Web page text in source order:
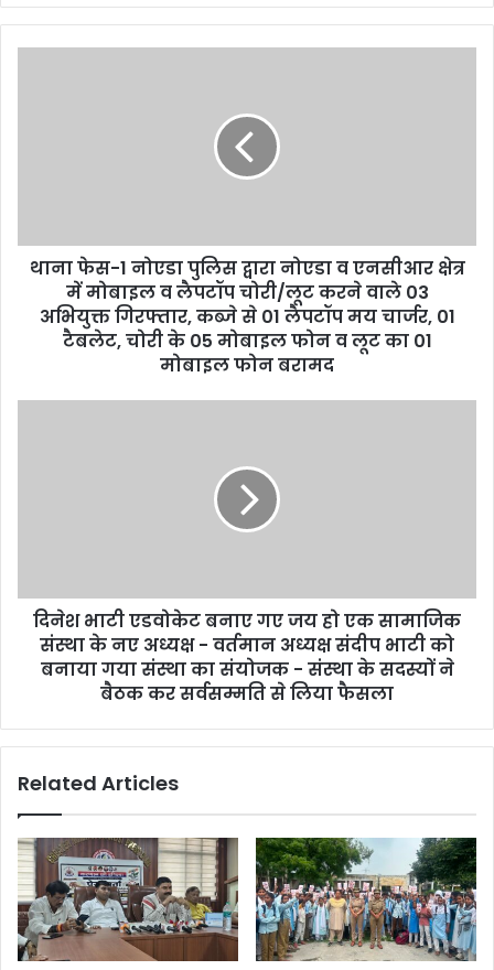
थाना फेस-1 नोएडा पुलिस द्वारा नोएडा व एनसीआर क्षेत्र
में मोबाइल व लैपटॉप चोरी/लूट करने वाले 03
अभियुक्त गिरफ्तार, कब्जे से 01 लैपटॉप मय चार्जर, 01
टैबलेट, चोरी के 05 मोबाइल फोन व लूट का 01
मोबाइल फोन बरामद
दिनेश भाटी एडवोकेट बनाए गए जय हो एक सामाजिक
संस्था के नए अध्यक्ष - वर्तमान अध्यक्ष संदीप भाटी को
बनाया गया संस्था का संयोजक - संस्था के सदस्यों ने
बैठक कर सर्वसम्मति से लिया फैसला
Related Articles